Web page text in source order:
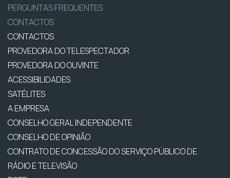
PERGUNTAS FREQUENTES
CONTACTOS
CONTACTOS
PROVEDORA DO TELESPECTADOR
PROVEDORA DO OUVINTE
ACESSIBILIDADES
SATÉLITES
A EMPRESA
CONSELHO GERAL INDEPENDENTE
CONSELHO DE OPINIÃO
CONTRATO DE CONCESSÃO DO SERVIÇO PÚBLICO DE
RÁDIO E TELEVISÃO